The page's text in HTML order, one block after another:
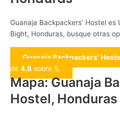
Guanaja Backpackers’ Hostel
Bight, Honduras, busque otras
Guanaja Backpackers’
de 4,8 sobre 5.
Mapa: Guanaja
Hostel, Honduras